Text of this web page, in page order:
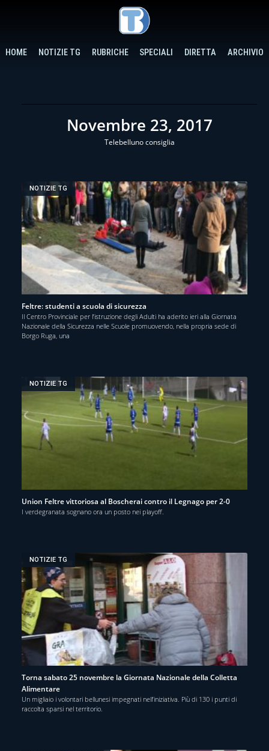
HOME NOTIZIE TG RUBRICHE SPECIALI DIRETTA ARCHIVIO
Novembre 23, 2017
Telebelluno consiglia
NOTIZIE TG
Feltre: studenti a scuola di sicurezza
Il Centro Provinciale per l’istruzione degli Adulti ha aderito ieri alla Giornata
Nazionale della Sicurezza nelle Scuole promuovendo, nella propria sede di
Borgo Ruga, una
NOTIZIE TG
Union Feltre vittoriosa al Boscherai contro il Legnago per 2-0
I verdegranata sognano ora un posto nei playoff.
NOTIZIE TG
Torna sabato 25 novembre la Giornata Nazionale della Colletta
Alimentare
Un migliaio i volontari bellunesi impegnati nell’iniziativa. Più di 130 i punti di
raccolta sparsi nel territorio.